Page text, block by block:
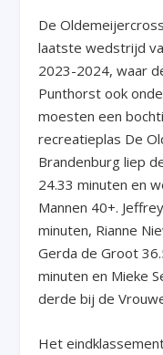
De
laatste wedstrijd
2023-2024, waar
Punthorst ook
moesten een
recreatieplas De
Brandenburg liep
24.33 minuten en
Mannen 40+.
minuten, Rianne
Gerda de Groot
minuten en Mieke
derde bij de
Het